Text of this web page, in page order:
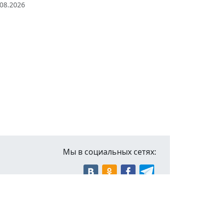
Мы в социальных сетях: